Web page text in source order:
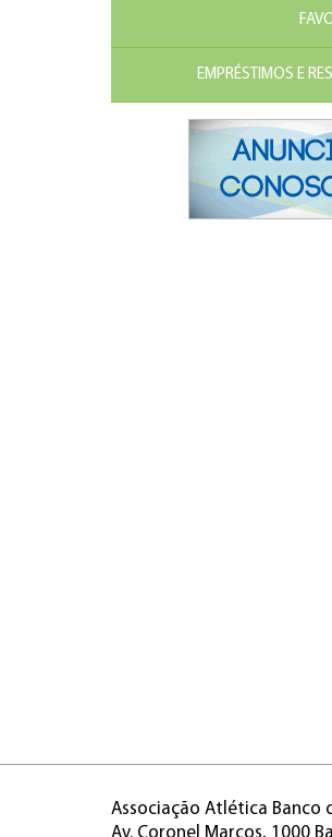
EMPRÉSTIMOS E
Associação Atlética Banco
Av. Coronel Marcos, 1000